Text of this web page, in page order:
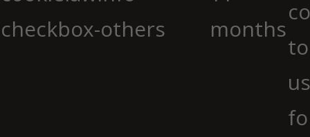
checkbox-others
months